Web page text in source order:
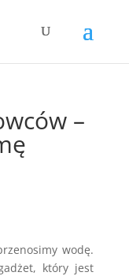
–
wodę.
który jest